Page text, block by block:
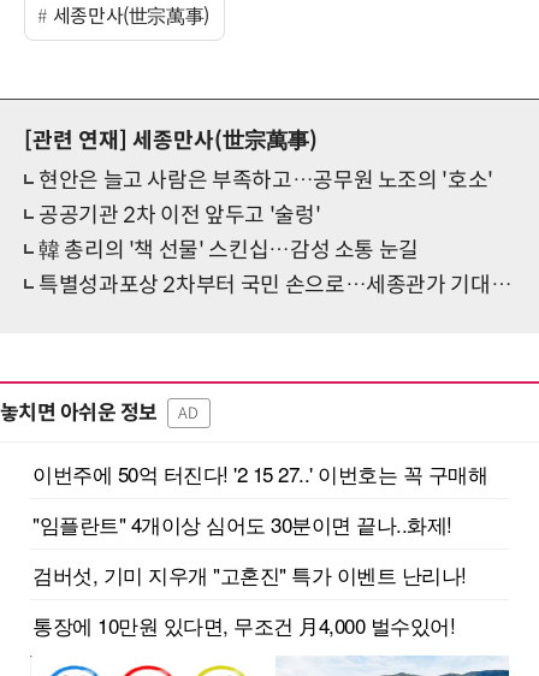
세종만사(世宗萬事)
[관련 연재]
세종만사(世宗萬事)
현안은 늘고 사람은 부족하고…공무원 노조의 '호소'
공공기관 2차 이전 앞두고 '술렁'
韓 총리의 '책 선물' 스킨십…감성 소통 눈길
특별성과포상 2차부터 국민 손으로…세종관가 기대 반 우려 반
놓치면 아쉬운 정보 AD